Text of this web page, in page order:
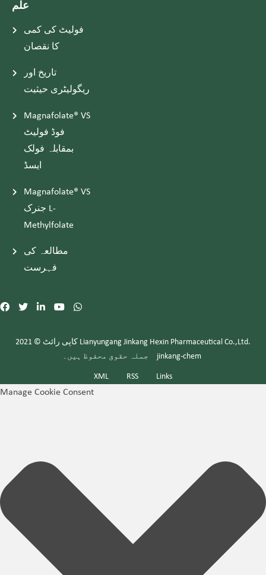
علم
فولیٹ کی کمی
کا نقصان
تاریخ اور
ریگولیٹری حیثیت
Magnafolate® VS
فوڈ فولیٹ
بمقابلہ فولک
ایسڈ
Magnafolate® VS
جنرک L-
Methylfolate
مطالعہ کی
فہرست
کاپی رائٹ © 2021 Lianyungang Jinkang Hexin Pharmaceutical Co.,Ltd.
jinkang-chem
XML RSS Links
Manage Cookie Consent